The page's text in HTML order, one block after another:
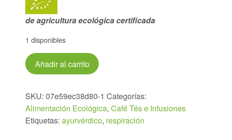
de agricultura ecológica certificada
1 disponibles
PACK
2
Infusión
Respiración
34bolsitas
Añadir al carrito
SKU:07e59ec38d80-1 Categorías:
Alimentación Ecológica,Café Tés e Infusiones
Etiquetas:ayurvérdico, respiración